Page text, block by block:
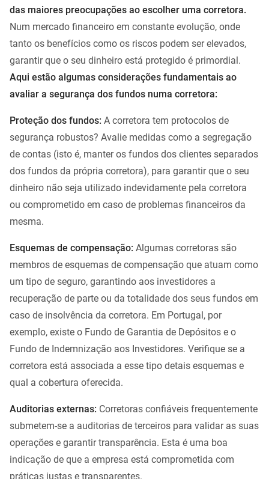
das maiores preocupações ao escolher uma corretora.
Num mercado financeiro em constante evolução, onde
tanto os benefícios como os riscos podem ser elevados,
garantir que o seu dinheiro está protegido é primordial.
Aqui estão algumas considerações fundamentais ao
avaliar a segurança dos fundos numa corretora:
Proteção dos fundos: A corretora tem protocolos de
segurança robustos? Avalie medidas como a segregação
de contas (isto é, manter os fundos dos clientes separados
dos fundos da própria corretora), para garantir que o seu
dinheiro não seja utilizado indevidamente pela corretora
ou comprometido em caso de problemas financeiros da
mesma.
Esquemas de compensação: Algumas corretoras são
membros de esquemas de compensação que atuam como
um tipo de seguro, garantindo aos investidores a
recuperação de parte ou da totalidade dos seus fundos em
caso de insolvência da corretora. Em Portugal, por
exemplo, existe o Fundo de Garantia de Depósitos e o
Fundo de Indemnização aos Investidores. Verifique se a
corretora está associada a esse tipo detais esquemas e
qual a cobertura oferecida.
Auditorias externas: Corretoras confiáveis frequentemente
submetem-se a auditorias de terceiros para validar as suas
operações e garantir transparência. Esta é uma boa
indicação de que a empresa está comprometida com
práticas justas e transparentes.